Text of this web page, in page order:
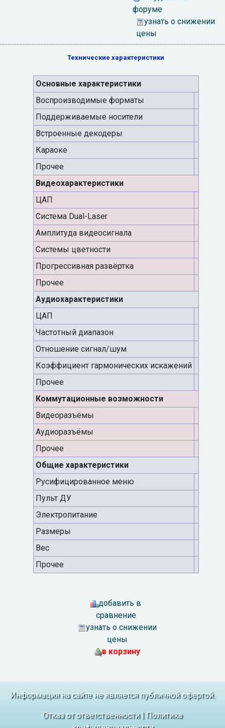
форуме
узнать о снижении
цены
Технические характеристики
Основные характеристики
Воспроизводимые форматы
Поддерживаемые носители
Встроенные декодеры
Караоке
Прочее
Видеохарактеристики
ЦАП
Система Dual-Laser
Амплитуда видеосигнала
Системы цветности
Прогрессивная развёртка
Прочее
Аудиохарактеристики
ЦАП
Частотный диапазон
Отношение сигнал/шум
Коэффициент гармонических искажений
Прочее
Коммутационные возможности
Видеоразъёмы
Аудиоразъёмы
Прочее
Общие характеристики
Русифицированное меню
Пульт ДУ
Электропитание
Размеры
Вес
Прочее
добавить в
сравнение
узнать о снижении
цены
в корзину
Информация на сайте не является публичной офертой.
Отказ от ответственности| Политика